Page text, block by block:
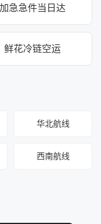
加急急件当日达
鲜花冷链空运
华北航线
西南航线